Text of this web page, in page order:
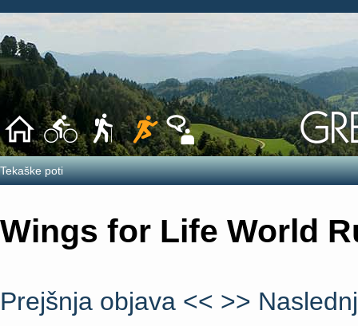
Tekaške poti
Wings for Life World
Prejšnja objava << >>